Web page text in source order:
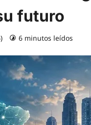
futuro
6 minutos leídos